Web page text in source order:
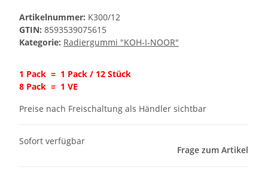
Artikelnummer: K300/12
GTIN: 8593539075615
Kategorie: Radiergummi "KOH-I-NOOR"
1 Pack = 1 Pack / 12 Stück
8 Pack = 1 VE
Preise nach Freischaltung als Händler sichtbar
Sofort verfügbar
Frage zum Artikel